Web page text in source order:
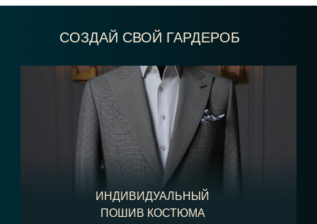
СОЗДАЙ СВОЙ ГАРДЕРОБ
ИНДИВИДУАЛЬНЫЙ
ПОШИВ КОСТЮМА